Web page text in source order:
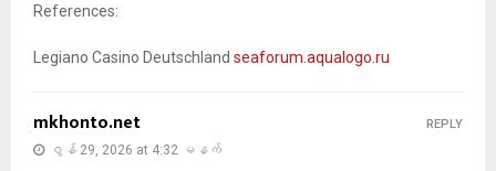
References:
Legiano Casino Deutschland seaforum.aqualogo.ru
mkhonto.net
ဇွန် 29, 2026 at 4:32 မနက်
REPLY